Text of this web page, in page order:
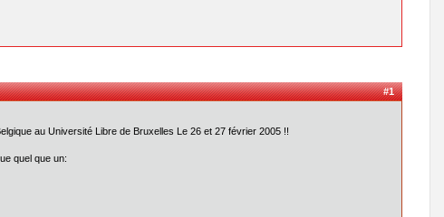
#1
au Université Libre de Bruxelles Le 26 et 27 février 2005 !!
quel que un: